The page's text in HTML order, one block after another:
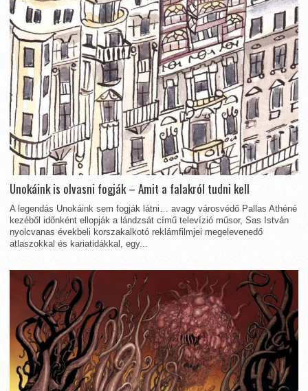
Unokáink is olvasni fogják – Amit a falakról tudni kell
A legendás Unokáink sem fogják látni… avagy városvédő Pallas Athéné
kezéből időnként ellopják a lándzsát című televízió műsor, Sas István
nyolcvanas évekbeli korszakalkotó reklámfilmjei megelevenedő
atlaszokkal és kariatidákkal, egy...